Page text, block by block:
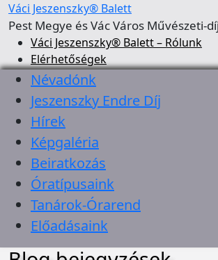
Váci Jeszenszky® Balett
Pest Megye és Vác Város Művészeti-
Váci Jeszenszky® Balett – Rólunk
Elérhetőségek
Névadónk
Jeszenszky Endre Díj
Hírek
Képgaléria
Beiratkozás
Óratípusaink
Tanárok-Órarend
Előadásaink